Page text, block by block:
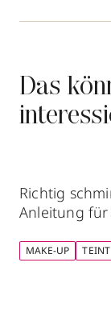
Das
Richtig
Anleitung
MAKE-UP TEINT